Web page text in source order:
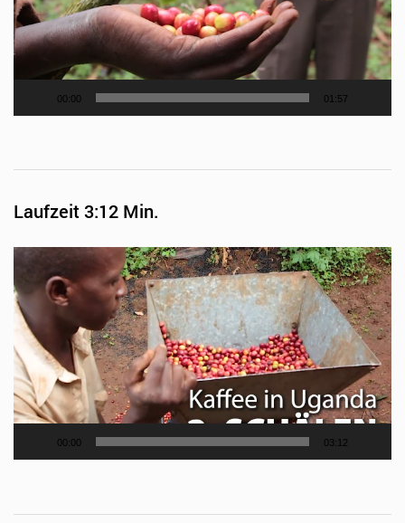
00:00 01:57
Laufzeit 3:12 Min.
Video-
Player
00:00 03:12